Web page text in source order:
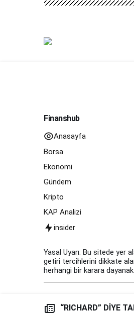
“RICHARD” DİYE
Finanshub
Anasayfa
Borsa
Ekonomi
Gündem
Kripto
KAP Analizi
insider
Yasal Uyarı: Bu sitede yer
getiri tercihlerini dikkate
herhangi bir karara